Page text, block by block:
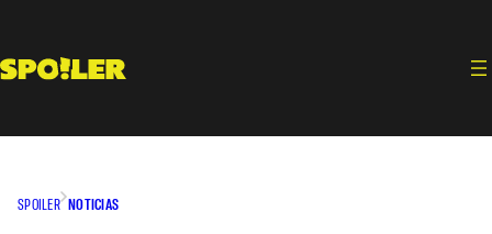
contenido
SPOILER NOTICIAS